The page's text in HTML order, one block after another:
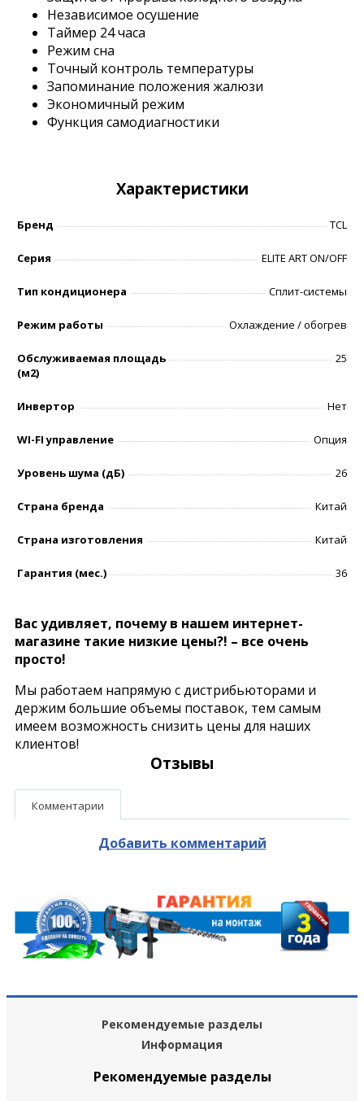
Независимое осушение
Таймер 24 часа
Режим сна
Точный контроль температуры
Запоминание положения жалюзи
Экономичный режим
Функция самодиагностики
Характеристики
Бренд TCL
Серия ELITE ART ON/OFF
Тип кондиционера Сплит-системы
Режим работы Охлаждение / обогрев
Обслуживаемая площадь
(м2)
25
Инвертор Нет
WI-FI управление Опция
Уровень шумa (дБ) 26
Страна бренда Китай
Страна изготовления Китай
Гарантия (мес.) 36
Вас удивляет, почему в нашем интернет-
магазине такие низкие цены?! – все очень
просто!
Мы работаем напрямую с дистрибьюторами и
держим большие объемы поставок, тем самым
имеем возможность снизить цены для наших
клиентов!
Отзывы
Комментарии
Добавить комментарий
Рекомендуемые разделы
Информация
Рекомендуемые разделы